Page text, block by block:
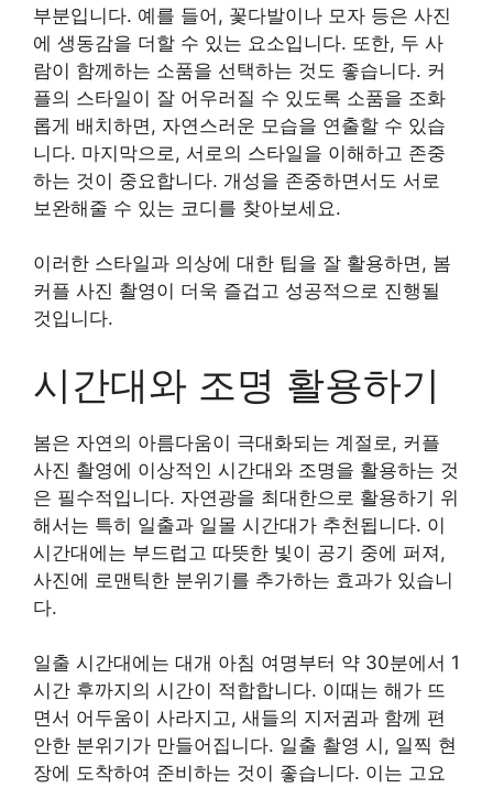
부분입니다. 예를 들어, 꽃다발이나 모자 등은 사진
에 생동감을 더할 수 있는 요소입니다. 또한, 두 사
람이 함께하는 소품을 선택하는 것도 좋습니다. 커
플의 스타일이 잘 어우러질 수 있도록 소품을 조화
롭게 배치하면, 자연스러운 모습을 연출할 수 있습
니다. 마지막으로, 서로의 스타일을 이해하고 존중
하는 것이 중요합니다. 개성을 존중하면서도 서로
보완해줄 수 있는 코디를 찾아보세요.
이러한 스타일과 의상에 대한 팁을 잘 활용하면, 봄
커플 사진 촬영이 더욱 즐겁고 성공적으로 진행될
것입니다.
시간대와 조명 활용하기
봄은 자연의 아름다움이 극대화되는 계절로, 커플
사진 촬영에 이상적인 시간대와 조명을 활용하는 것
은 필수적입니다. 자연광을 최대한으로 활용하기 위
해서는 특히 일출과 일몰 시간대가 추천됩니다. 이
시간대에는 부드럽고 따뜻한 빛이 공기 중에 퍼져,
사진에 로맨틱한 분위기를 추가하는 효과가 있습니
다.
일출 시간대에는 대개 아침 여명부터 약 30분에서 1
시간 후까지의 시간이 적합합니다. 이때는 해가 뜨
면서 어두움이 사라지고, 새들의 지저귐과 함께 편
안한 분위기가 만들어집니다. 일출 촬영 시, 일찍 현
장에 도착하여 준비하는 것이 좋습니다. 이는 고요